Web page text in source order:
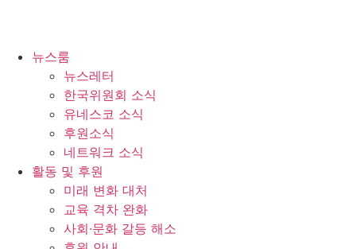
뉴스룸
뉴스레터
한국위원회 소식
유네스코 소식
후원소식
네트워크 소식
활동 및 후원
미래 변화 대처
교육 격차 완화
사회∙문화 갈등 해소